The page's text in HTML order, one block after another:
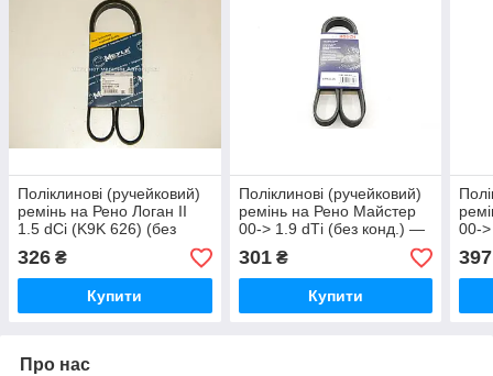
Поліклинові (ручейковий)
ремінь на Рено Логан II
1.5 dCi (K9K 626) (без
конд.) — MEYLE
Німеччина) 0500061125
326 ₴
Купити
Поліклинові (ручейковий)
ремінь на Рено Майстер
00-> 1.9 dТi (без конд.) —
BOSCH
(Німеччина)1987947972
301₴
Купити
00-
397
Про нас